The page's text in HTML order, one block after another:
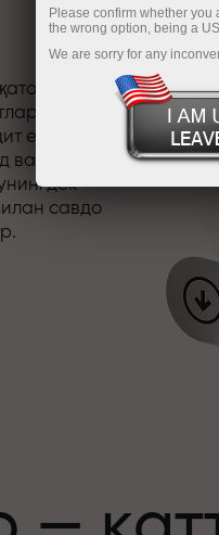
эга
елкаси,
ва
савдо
интилиш ва
Please confirm whether you
the wrong option, being a
We are sorry for any